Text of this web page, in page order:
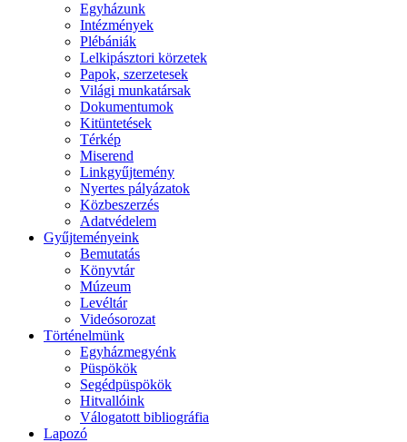
Egyházunk
Intézmények
Plébániák
Lelkipásztori körzetek
Papok, szerzetesek
Világi munkatársak
Dokumentumok
Kitüntetések
Térkép
Miserend
Linkgyűjtemény
Nyertes pályázatok
Közbeszerzés
Adatvédelem
Gyűjteményeink
Bemutatás
Könyvtár
Múzeum
Levéltár
Videósorozat
Történelmünk
Egyházmegyénk
Püspökök
Segédpüspökök
Hitvallóink
Válogatott bibliográfia
Lapozó